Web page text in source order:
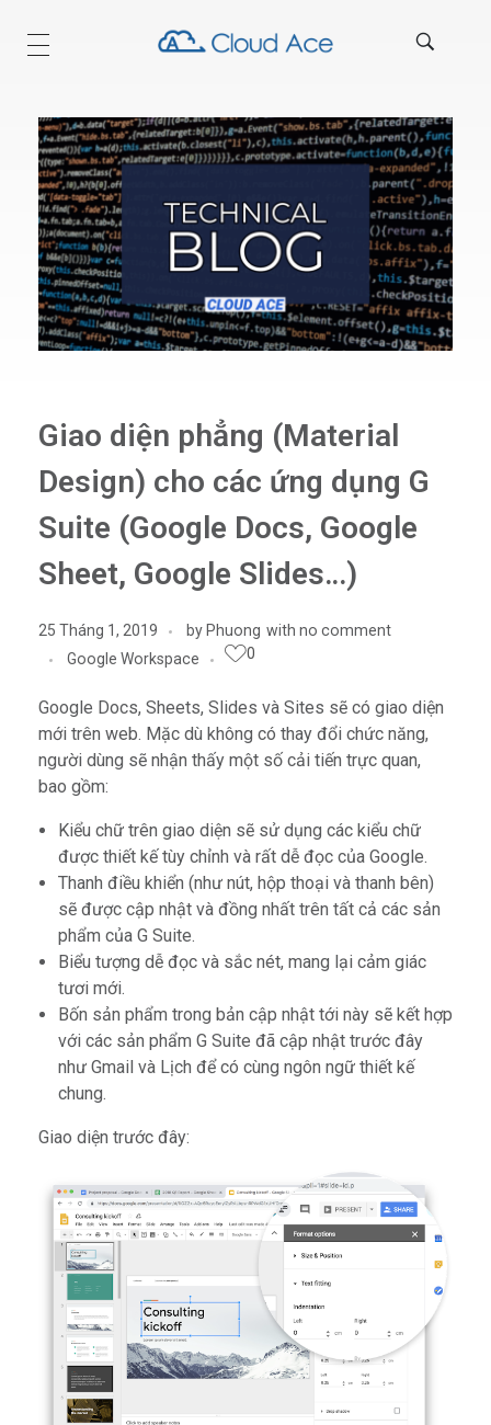
Giao diện phẳng (Material
Design) cho các ứng dụng G
Suite (Google Docs, Google
Sheet, Google Slides…)
25 Tháng 1, 2019 by Phuong with no comment
Google Workspace
0
Google Docs, Sheets, Slides và Sites sẽ có giao diện
mới trên web. Mặc dù không có thay đổi chức năng,
người dùng sẽ nhận thấy một số cải tiến trực quan,
bao gồm:
Kiểu chữ trên giao diện sẽ sử dụng các kiểu chữ
được thiết kế tùy chỉnh và rất dễ đọc của Google.
Thanh điều khiển (như nút, hộp thoại và thanh bên)
sẽ được cập nhật và đồng nhất trên tất cả các sản
phẩm của G Suite.
Biểu tượng dễ đọc và sắc nét, mang lại cảm giác
tươi mới.
Bốn sản phẩm trong bản cập nhật tới này sẽ kết hợp
với các sản phẩm G Suite đã cập nhật trước đây
như Gmail và Lịch để có cùng ngôn ngữ thiết kế
chung.
Giao diện trước đây: